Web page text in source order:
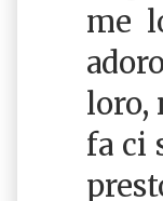
me
loro,
fa ci